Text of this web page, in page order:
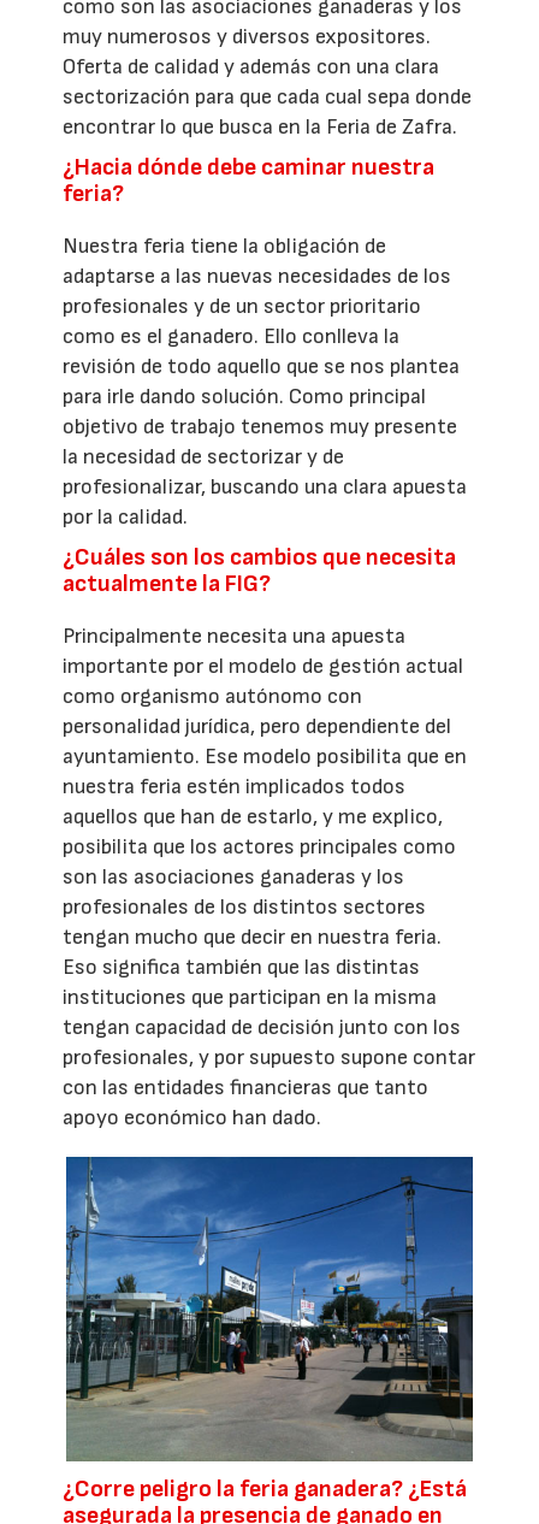
como son las asociaciones ganaderas y los
muy numerosos y diversos expositores.
Oferta de calidad y además con una clara
sectorización para que cada cual sepa donde
encontrar lo que busca en la Feria de Zafra.
¿Hacia dónde debe caminar nuestra
feria?
Nuestra feria tiene la obligación de
adaptarse a las nuevas necesidades de los
profesionales y de un sector prioritario
como es el ganadero. Ello conlleva la
revisión de todo aquello que se nos plantea
para irle dando solución. Como principal
objetivo de trabajo tenemos muy presente
la necesidad de sectorizar y de
profesionalizar, buscando una clara apuesta
por la calidad.
¿Cuáles son los cambios que necesita
actualmente la FIG?
Principalmente necesita una apuesta
importante por el modelo de gestión actual
como organismo autónomo con
personalidad jurídica, pero dependiente del
ayuntamiento. Ese modelo posibilita que en
nuestra feria estén implicados todos
aquellos que han de estarlo, y me explico,
posibilita que los actores principales como
son las asociaciones ganaderas y los
profesionales de los distintos sectores
tengan mucho que decir en nuestra feria.
Eso significa también que las distintas
instituciones que participan en la misma
tengan capacidad de decisión junto con los
profesionales, y por supuesto supone contar
con las entidades financieras que tanto
apoyo económico han dado.
¿Corre peligro la feria ganadera? ¿Está
asegurada la presencia de ganado en